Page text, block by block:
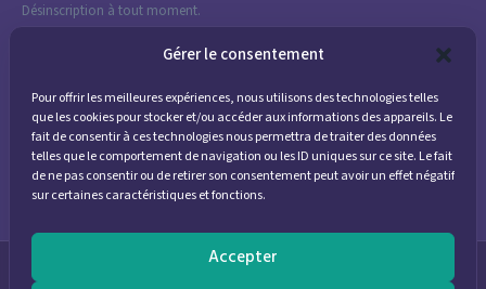
Gérer le consentement
Pour offrir les meilleures expériences, nous utilisons des technologies telles
que les cookies pour stocker et/ou accéder aux informations des appareils. Le
fait de consentir à ces technologies nous permettra de traiter des données
telles que le comportement de navigation ou les ID uniques sur ce site. Le fait
de ne pas consentir ou de retirer son consentement peut avoir un effet négatif
sur certaines caractéristiques et fonctions.
Accepter
Désinscription à tout moment.
J'accepte de recevoir des emails marketing conformément à la
politique de confidentialité
Parapharmacie Provence — Pharmacie des Bastides